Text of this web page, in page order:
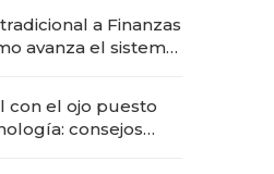
a Finanzas
avanza el sistema
con el ojo puesto
consejos